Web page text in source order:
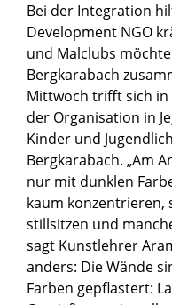
Bei der Integration
Development NGO
und Malclubs
Bergkarabach
Mittwoch trifft sich
der Organisation in
Kinder und
Bergkarabach. „Am
nur mit dunklen
kaum konzentrieren,
stillsitzen und
sagt Kunstlehrer
anders: Die Wände
Farben gepflastert: